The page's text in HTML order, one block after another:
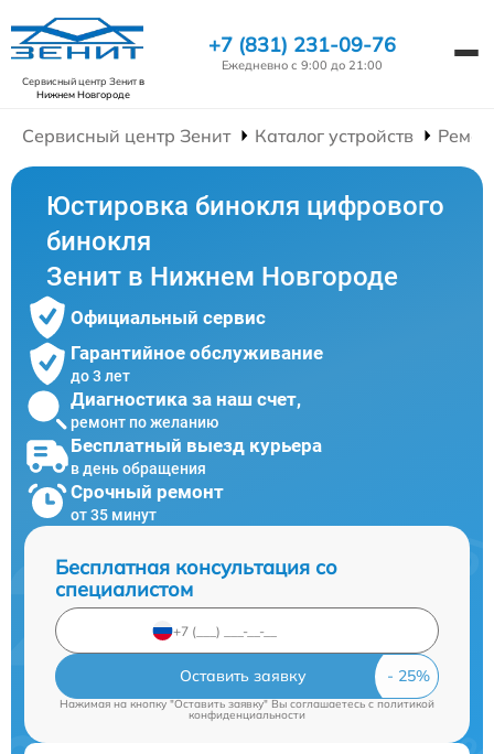
Сервисный центр Зенитв
Нижнем Новгороде
+7 (831) 231-09-76
Ежедневно с 9:00 до 21:00
Сервисный центр Зенит Каталог устройств
Юстировка бинокля цифрового
бинокля
Зенит в Нижнем Новгороде
Официальный сервис
Гарантийное обслуживание
до 3 лет
Диагностика за наш счет,
ремонт по желанию
Бесплатный выезд курьера
в день обращения
Срочный ремонт
от 35 минут
Бесплатная консультация со
специалистом
Оставить заявку
Нажимая на кнопку "Оставить заявку" Вы соглашаетесь cполитикой
конфиденциальности